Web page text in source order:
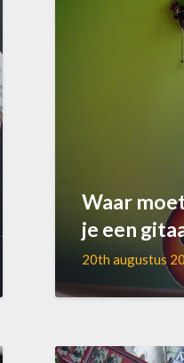
Waar
je een
20th augustus